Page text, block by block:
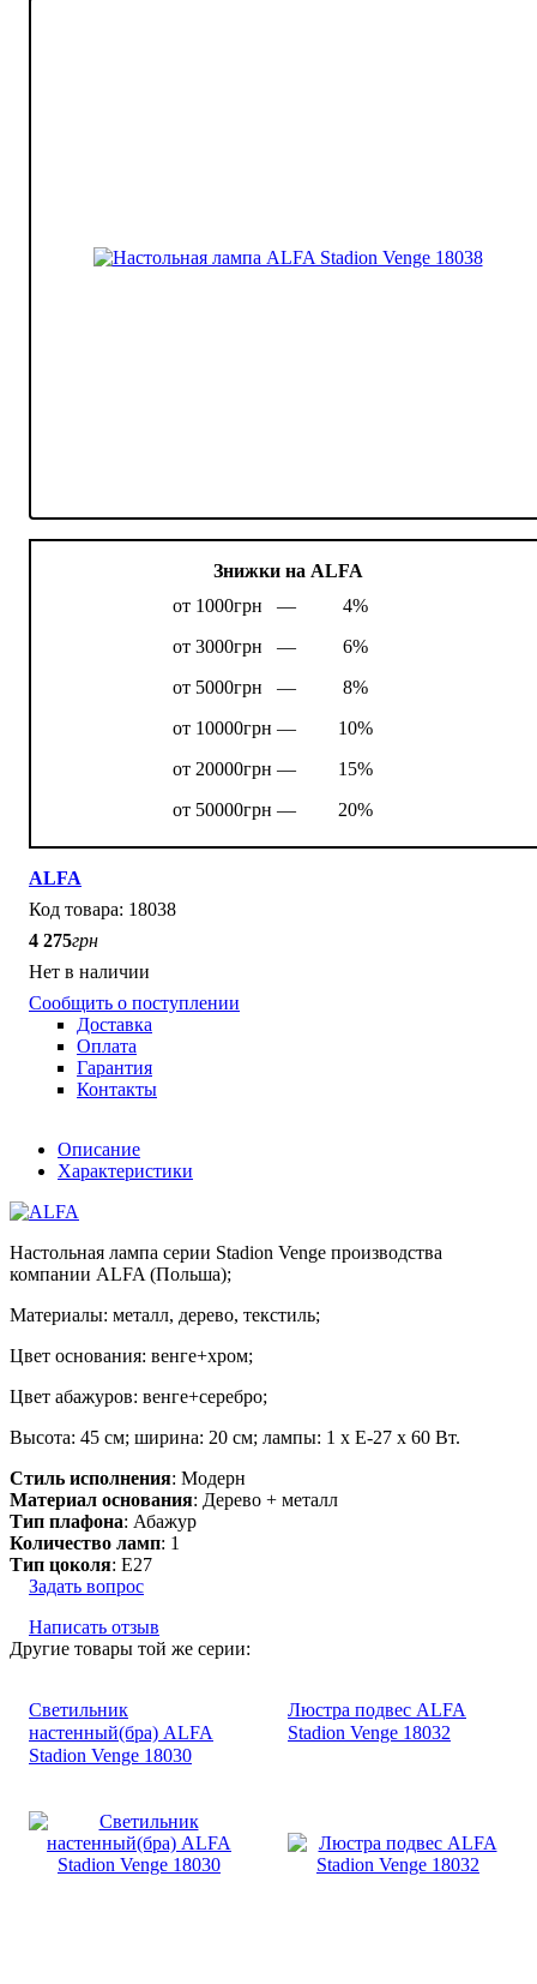
Знижки на ALFA
от 1000грн —
4%
от 3000грн —
6%
от 5000грн —
8%
от 10000грн —
10%
от 20000грн —
15%
от 50000грн —
20%
ALFA
18038
4 275грн
Нет в наличии
Сообщить о поступлении
Доставка
Оплата
Гарантия
Контакты
Описание
Характеристики
Настольная лампа серии Stadion Venge производства
компании ALFA (Польша);
Материалы: металл, дерево, текстиль;
Цвет основания: венге+хром;
Цвет абажуров: венге+серебро;
Высота: 45 см; ширина: 20 см; лампы: 1 х Е-27 х 60 Вт.
Стиль исполнения: Модерн
Материал основания: Дерево + металл
Тип плафона: Абажур
Количество ламп: 1
Тип цоколя: E27
Задать вопрос
Написать отзыв
Другие товары той же серии:
Светильник
настенный(бра) ALFA
Stadion Venge 18030
Люстра подвес ALFA
Stadion Venge 18032